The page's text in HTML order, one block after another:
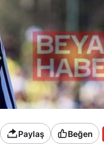
Paylaş Beğen